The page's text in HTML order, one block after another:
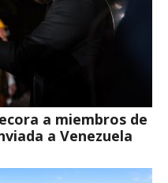
a miembros de
a Venezuela